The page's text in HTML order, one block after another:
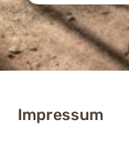
Impressum